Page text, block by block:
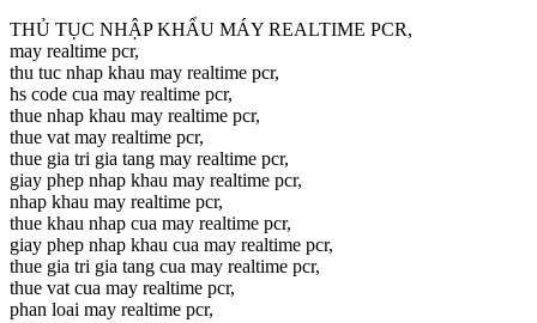
THỦ TỤC NHẬP KHẨU MÁY REALTIME PCR,
may realtime pcr,
thu tuc nhap khau may realtime pcr,
hs code cua may realtime pcr,
thue nhap khau may realtime pcr,
thue vat may realtime pcr,
thue gia tri gia tang may realtime pcr,
giay phep nhap khau may realtime pcr,
nhap khau may realtime pcr,
thue khau nhap cua may realtime pcr,
giay phep nhap khau cua may realtime pcr,
thue gia tri gia tang cua may realtime pcr,
thue vat cua may realtime pcr,
phan loai may realtime pcr,